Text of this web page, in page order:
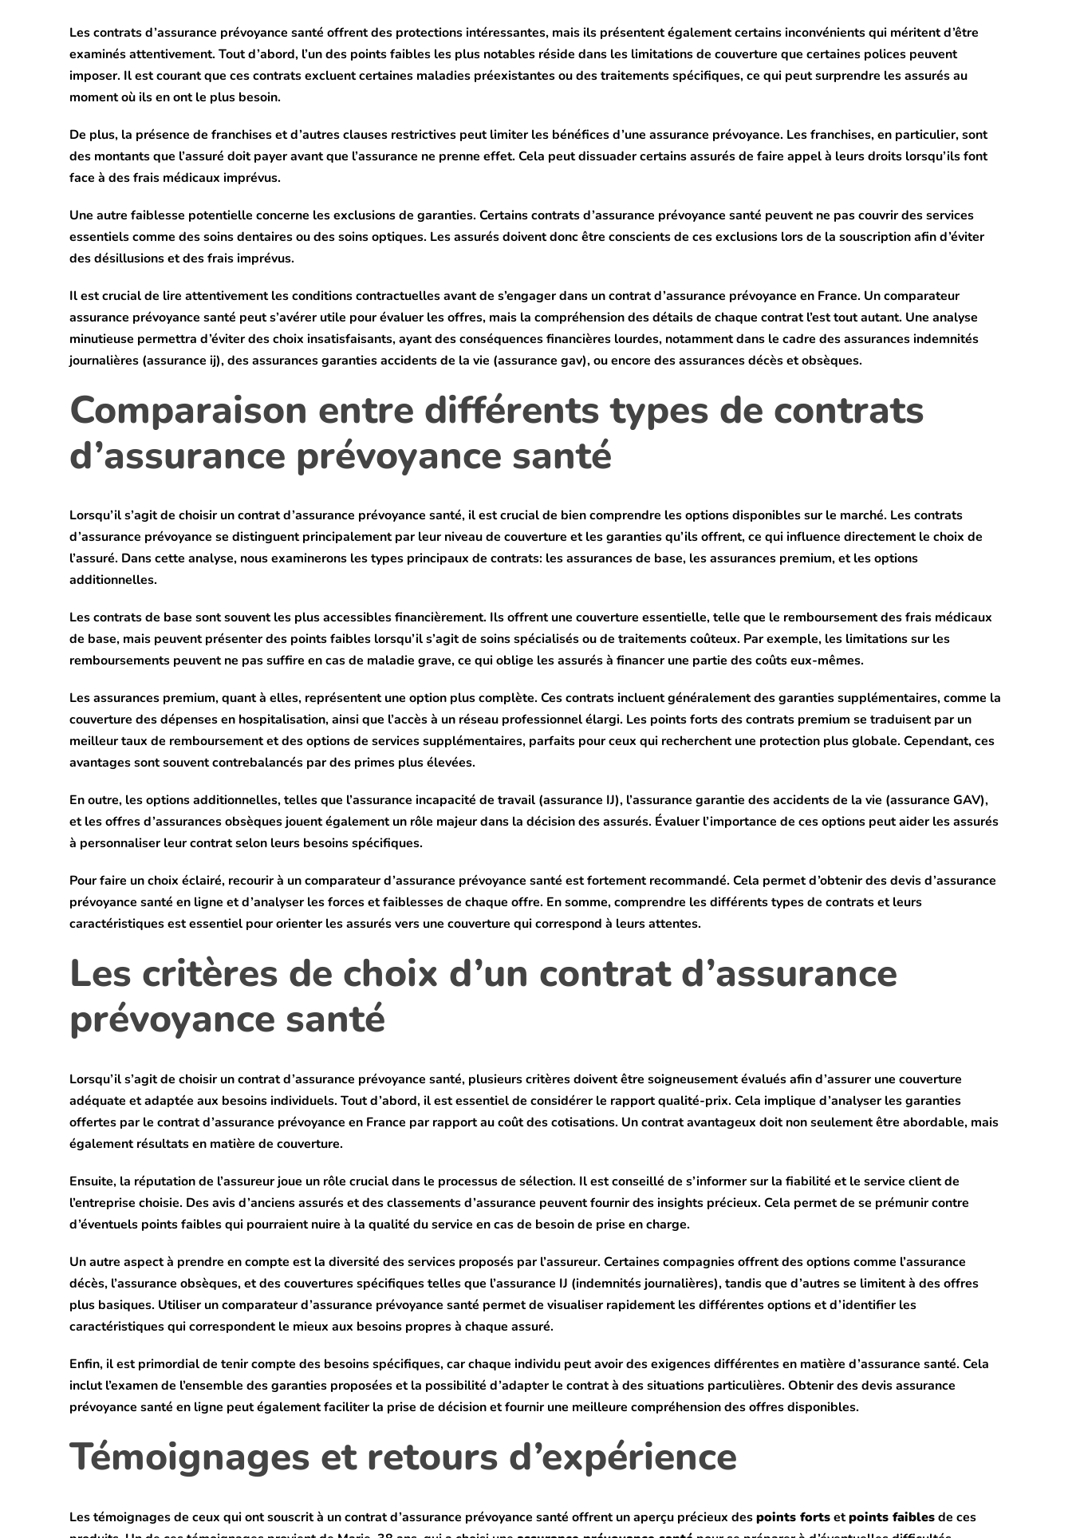
Les contrats d’assurance prévoyance santé offrent des protections intéressantes, mais ils présentent également certains inconvénients qui méritent d’être
examinés attentivement. Tout d’abord, l’un des points faibles les plus notables réside dans les limitations de couverture que certaines polices peuvent
imposer. Il est courant que ces contrats excluent certaines maladies préexistantes ou des traitements spécifiques, ce qui peut surprendre les assurés au
moment où ils en ont le plus besoin.
De plus, la présence de franchises et d’autres clauses restrictives peut limiter les bénéfices d’une assurance prévoyance. Les franchises, en particulier, sont
des montants que l’assuré doit payer avant que l’assurance ne prenne effet. Cela peut dissuader certains assurés de faire appel à leurs droits lorsqu’ils font
face à des frais médicaux imprévus.
Une autre faiblesse potentielle concerne les exclusions de garanties. Certains contrats d’assurance prévoyance santé peuvent ne pas couvrir des services
essentiels comme des soins dentaires ou des soins optiques. Les assurés doivent donc être conscients de ces exclusions lors de la souscription afin d’éviter
des désillusions et des frais imprévus.
Il est crucial de lire attentivement les conditions contractuelles avant de s’engager dans un contrat d’assurance prévoyance en France. Un comparateur
assurance prévoyance santé peut s’avérer utile pour évaluer les offres, mais la compréhension des détails de chaque contrat l’est tout autant. Une analyse
minutieuse permettra d’éviter des choix insatisfaisants, ayant des conséquences financières lourdes, notamment dans le cadre des assurances indemnités
journalières (assurance ij), des assurances garanties accidents de la vie (assurance gav), ou encore des assurances décès et obsèques.
Comparaison entre différents types de contrats
d’assurance prévoyance santé
Lorsqu’il s’agit de choisir un contrat d’assurance prévoyance santé, il est crucial de bien comprendre les options disponibles sur le marché. Les contrats
d’assurance prévoyance se distinguent principalement par leur niveau de couverture et les garanties qu’ils offrent, ce qui influence directement le choix de
l’assuré. Dans cette analyse, nous examinerons les types principaux de contrats: les assurances de base, les assurances premium, et les options
additionnelles.
Les contrats de base sont souvent les plus accessibles financièrement. Ils offrent une couverture essentielle, telle que le remboursement des frais médicaux
de base, mais peuvent présenter des points faibles lorsqu’il s’agit de soins spécialisés ou de traitements coûteux. Par exemple, les limitations sur les
remboursements peuvent ne pas suffire en cas de maladie grave, ce qui oblige les assurés à financer une partie des coûts eux-mêmes.
Les assurances premium, quant à elles, représentent une option plus complète. Ces contrats incluent généralement des garanties supplémentaires, comme la
couverture des dépenses en hospitalisation, ainsi que l’accès à un réseau professionnel élargi. Les points forts des contrats premium se traduisent par un
meilleur taux de remboursement et des options de services supplémentaires, parfaits pour ceux qui recherchent une protection plus globale. Cependant, ces
avantages sont souvent contrebalancés par des primes plus élevées.
En outre, les options additionnelles, telles que l’assurance incapacité de travail (assurance IJ), l’assurance garantie des accidents de la vie (assurance GAV),
et les offres d’assurances obsèques jouent également un rôle majeur dans la décision des assurés. Évaluer l’importance de ces options peut aider les assurés
à personnaliser leur contrat selon leurs besoins spécifiques.
Pour faire un choix éclairé, recourir à un comparateur d’assurance prévoyance santé est fortement recommandé. Cela permet d’obtenir des devis d’assurance
prévoyance santé en ligne et d’analyser les forces et faiblesses de chaque offre. En somme, comprendre les différents types de contrats et leurs
caractéristiques est essentiel pour orienter les assurés vers une couverture qui correspond à leurs attentes.
Les critères de choix d’un contrat d’assurance
prévoyance santé
Lorsqu’il s’agit de choisir un contrat d’assurance prévoyance santé, plusieurs critères doivent être soigneusement évalués afin d’assurer une couverture
adéquate et adaptée aux besoins individuels. Tout d’abord, il est essentiel de considérer le rapport qualité-prix. Cela implique d’analyser les garanties
offertes par le contrat d’assurance prévoyance en France par rapport au coût des cotisations. Un contrat avantageux doit non seulement être abordable, mais
également résultats en matière de couverture.
Ensuite, la réputation de l’assureur joue un rôle crucial dans le processus de sélection. Il est conseillé de s’informer sur la fiabilité et le service client de
l’entreprise choisie. Des avis d’anciens assurés et des classements d’assurance peuvent fournir des insights précieux. Cela permet de se prémunir contre
d’éventuels points faibles qui pourraient nuire à la qualité du service en cas de besoin de prise en charge.
Un autre aspect à prendre en compte est la diversité des services proposés par l’assureur. Certaines compagnies offrent des options comme l’assurance
décès, l’assurance obsèques, et des couvertures spécifiques telles que l’assurance IJ (indemnités journalières), tandis que d’autres se limitent à des offres
plus basiques. Utiliser un comparateur d’assurance prévoyance santé permet de visualiser rapidement les différentes options et d’identifier les
caractéristiques qui correspondent le mieux aux besoins propres à chaque assuré.
Enfin, il est primordial de tenir compte des besoins spécifiques, car chaque individu peut avoir des exigences différentes en matière d’assurance santé. Cela
inclut l’examen de l’ensemble des garanties proposées et la possibilité d’adapter le contrat à des situations particulières. Obtenir des devis assurance
prévoyance santé en ligne peut également faciliter la prise de décision et fournir une meilleure compréhension des offres disponibles.
Témoignages et retours d’expérience
Les témoignages de ceux qui ont souscrit à un contrat d’assurance prévoyance santé offrent un aperçu précieux despoints fortsetpoints faiblesde ces